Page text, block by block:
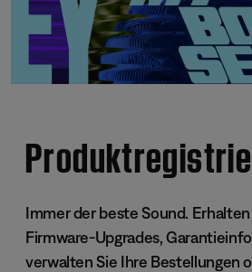
Immer der beste Sound.
Firmware-Upgrades,
verwalten Sie Ihre Bestellungen